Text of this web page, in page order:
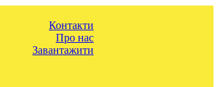
Контакти
Про нас
Завантажити